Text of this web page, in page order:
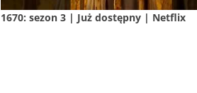
1670: sezon 3 | Już dostępny | Netflix